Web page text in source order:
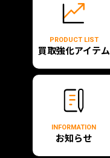
PRODUCT LIST
買取強化アイテム
INFORMATION
お知らせ